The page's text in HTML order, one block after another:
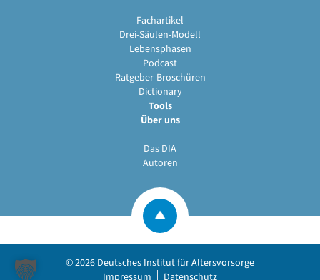
Fachartikel
Drei-Säulen-Modell
Lebensphasen
Podcast
Ratgeber-Broschüren
Dictionary
Tools
Über uns
Das DIA
Autoren
© 2026 Deutsches Institut für Altersvorsorge
Impressum
Datenschutz